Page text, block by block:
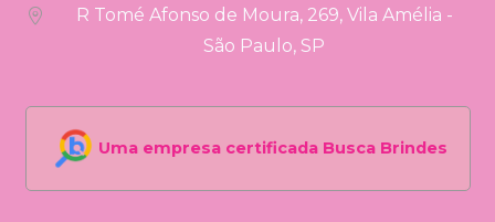
R Tomé Afonso de Moura, 269, Vila Amélia -
São Paulo, SP
Uma empresa certificada Busca Brindes